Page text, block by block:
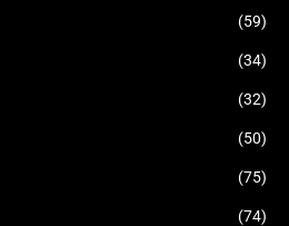
(59)
(34)
(32)
(50)
(75)
(74)